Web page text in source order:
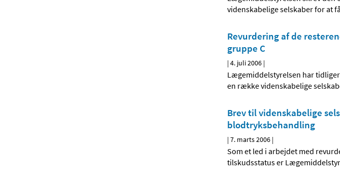
videnskabelige selskaber for at
Revurdering af de
gruppe C
|4. juli 2006 |
Lægemiddelstyrelsen har
en række videnskabelige
Brev til videnskabelige
blodtryksbehandling
|7. marts 2006 |
Som et led i arbejdet med
tilskudsstatus er